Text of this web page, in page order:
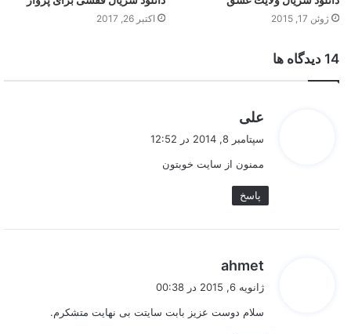
ژوئن 17, 2015 اکتبر 26, 2017
‫14 دیدگاه ها
علی
ت
:
سپتامبر 8, 2014 در 12:52
ممنون از سایت خوبتون
پاسخ
ahmet
:
ژانویه 6, 2015 در 00:38
سلام دوست عزیز بابت سایتت بی نهایت متشکرم.